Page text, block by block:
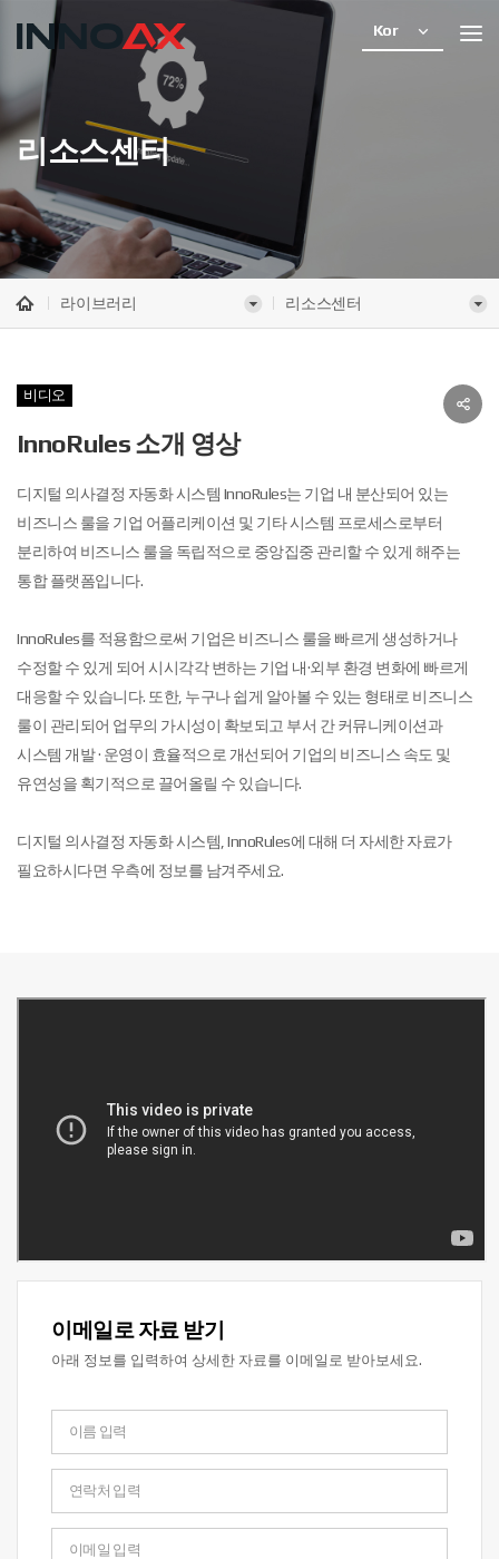
Kor
리소스센터
라이브러리 리소스센터
비디오
InnoRules 소개 영상
디지털 의사결정 자동화 시스템 InnoRules는 기업 내 분산되어 있는
비즈니스 룰을 기업 어플리케이션 및 기타 시스템 프로세스로부터
분리하여 비즈니스 룰을 독립적으로 중앙집중 관리할 수 있게 해주는
통합 플랫폼입니다.
InnoRules를 적용함으로써 기업은 비즈니스 룰을 빠르게 생성하거나
수정할 수 있게 되어 시시각각 변하는 기업 내·외부 환경 변화에 빠르게
대응할 수 있습니다. 또한, 누구나 쉽게 알아볼 수 있는 형태로 비즈니스
룰이 관리되어 업무의 가시성이 확보되고 부서 간 커뮤니케이션과
시스템 개발 · 운영이 효율적으로 개선되어 기업의 비즈니스 속도 및
유연성을 획기적으로 끌어올릴 수 있습니다.
디지털 의사결정 자동화 시스템, InnoRules에 대해 더 자세한 자료가
필요하시다면 우측에 정보를 남겨주세요.
이메일로 자료 받기
아래 정보를 입력하여 상세한 자료를 이메일로 받아보세요.